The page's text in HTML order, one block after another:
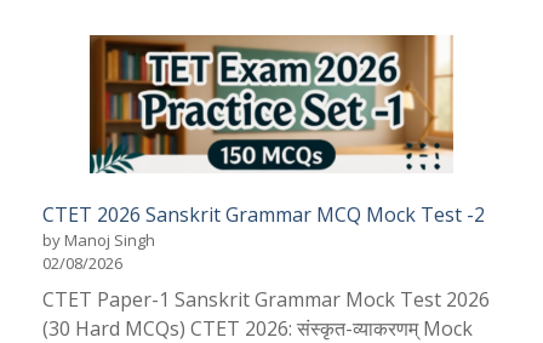
CTET 2026 Sanskrit Grammar MCQ Mock Test -2
by Manoj Singh
02/08/2026
CTET Paper-1 Sanskrit Grammar Mock Test 2026
(30 Hard MCQs) CTET 2026: संस्कृत-व्याकरणम् Mock